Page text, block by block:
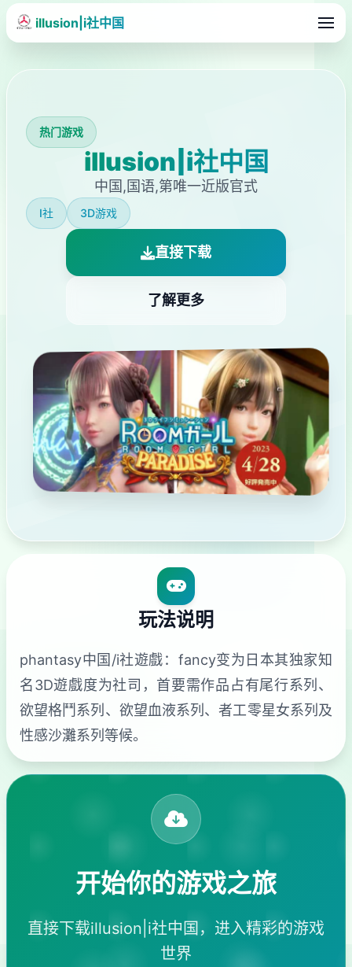
illusion|i社中国
热门游戏
illusion|i社中国
中国,国语,第唯一近版官式
I社 3D游戏
直接下载
了解更多
玩法说明
phantasy中国/i社遊戲：fancy变为日本其独家知
名3D遊戲度为社司，首要需作品占有尾行系列、
欲望格鬥系列、欲望血液系列、者工零星女系列及
性感沙灘系列等候。
开始你的游戏之旅
直接下载illusion|i社中国，进入精彩的游戏
世界